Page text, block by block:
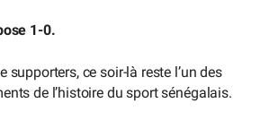
1-0.
supporters, ce soir-là reste l’un des
de l’histoire du sport sénégalais.